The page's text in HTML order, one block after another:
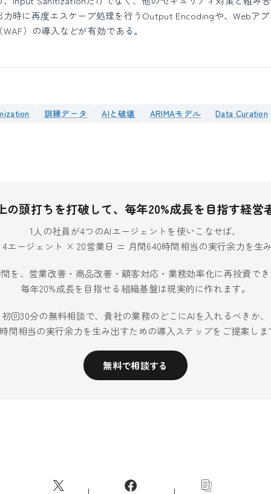
時に再度エスケープ処理を行うOutput Encodingや、Webア
WAF）の導入などが有効である。
訓練データ AIと破壊 ARIMAモデル Data Curation
の頭打ちを打破して、毎年20%成長を目指す経営
1人の社員が4つのAIエージェントを使いこなせば、
エージェント × 20営業日 = 月間640時間相当の実行余力を生
を、営業改善・商品改善・顧客対応・業務効率化に再投資で
毎年20%成長を目指せる組織基盤は現実的に作れます。
初回30分の無料相談で、貴社の業務のどこにAIを入れるべきか、
間相当の実行余力を生み出すための導入ステップをご提案しま
無料で相談する